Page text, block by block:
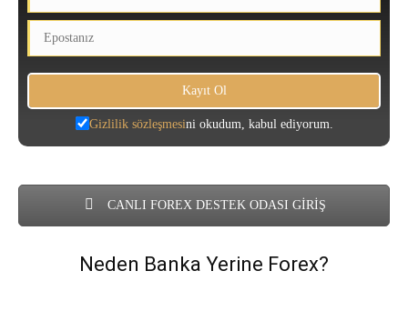
Gizlilik sözleşmesini okudum, kabul ediyorum.
CANLI FOREX DESTEK ODASI GİRİŞ
Neden Banka Yerine Forex?